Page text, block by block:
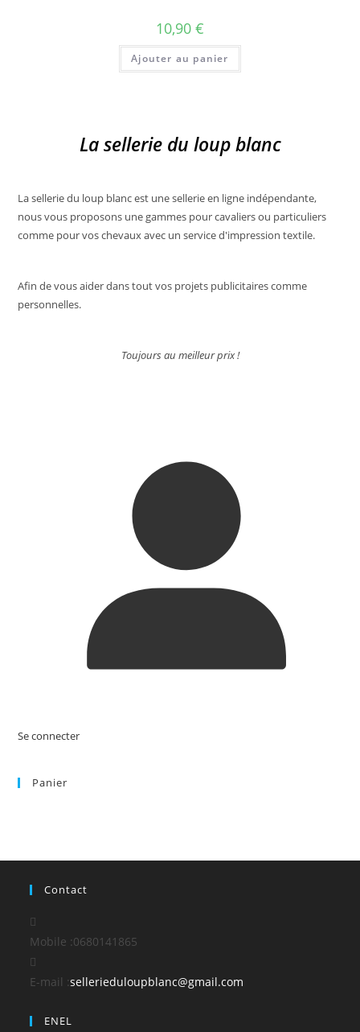
10,90 €
Ajouter au panier
La sellerie du loup blanc
La sellerie du loup blanc est une sellerie en ligne indépendante,
nous vous proposons une gammes pour cavaliers ou particuliers
comme pour vos chevaux avec un service d'impression textile.
Afin de vous aider dans tout vos projets publicitaires comme
personnelles.
Toujours au meilleur prix !
Se connecter
Panier
Contact
Mobile :0680141865
E-mail :sellerieduloupblanc@gmail.com
ENEL